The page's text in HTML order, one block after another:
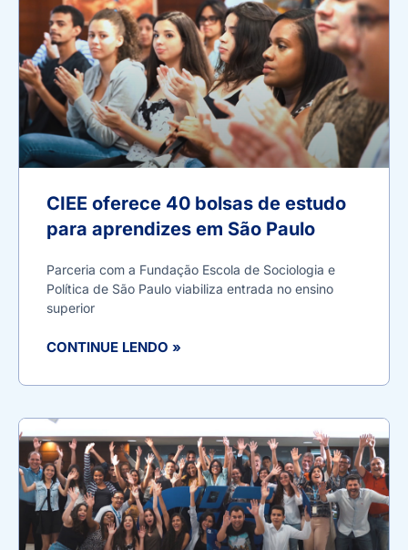
CIEE oferece 40 bolsas de estudo
para aprendizes em São Paulo
Parceria com a Fundação Escola de Sociologia e
Política de São Paulo viabiliza entrada no ensino
superior
CONTINUE LENDO »